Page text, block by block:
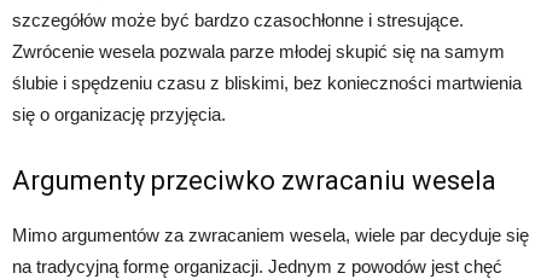
szczegółów może być bardzo czasochłonne i stresujące.
Zwrócenie wesela pozwala parze młodej skupić się na samym
ślubie i spędzeniu czasu z bliskimi, bez konieczności martwienia
się o organizację przyjęcia.
Argumenty przeciwko zwracaniu wesela
Mimo argumentów za zwracaniem wesela, wiele par decyduje się
na tradycyjną formę organizacji. Jednym z powodów jest chęć